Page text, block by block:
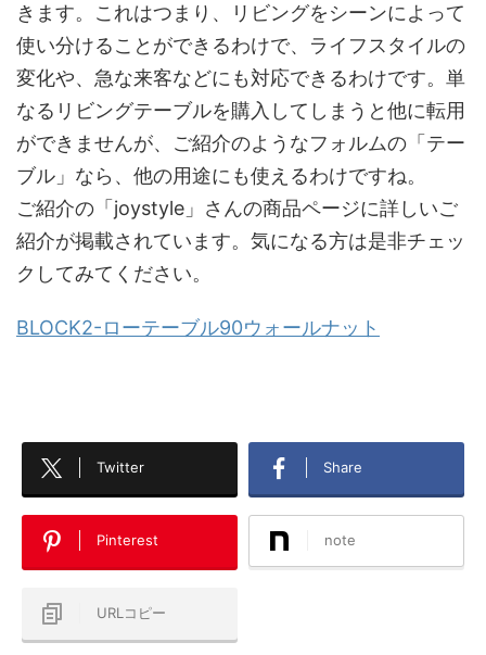
きます。これはつまり、リビングをシーンによって
使い分けることができるわけで、ライフスタイルの
変化や、急な来客などにも対応できるわけです。単
なるリビングテーブルを購入してしまうと他に転用
ができませんが、ご紹介のようなフォルムの「テー
ブル」なら、他の用途にも使えるわけですね。
ご紹介の「joystyle」さんの商品ページに詳しいご
紹介が掲載されています。気になる方は是非チェッ
クしてみてください。
BLOCK2-ローテーブル90ウォールナット
Twitter Share
Pinterest note
URLコピー